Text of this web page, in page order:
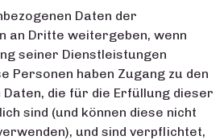
Daten der
an Dritte weitergeben, wenn
seiner Dienstleistungen
Personen haben Zugang zu den
die für die Erfüllung dieser
sind (und können diese nicht
und sind verpflichtet,